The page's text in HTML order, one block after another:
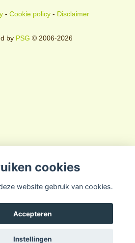
- Cookie policy- Disclaimer
by PSG © 2006-2026
cookies
website gebruik van cookies.
Accepteren
Instellingen